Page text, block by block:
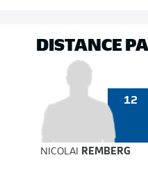
DISTANCE
12
NICOLAI REMBERG